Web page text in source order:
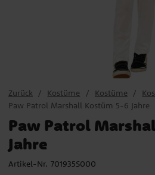
Zurück Kostüme Kostüme
Paw Patrol Marshall Kostüm 5-6 Jahre
Paw Patrol
Jahre
Artikel-Nr. 701935S000